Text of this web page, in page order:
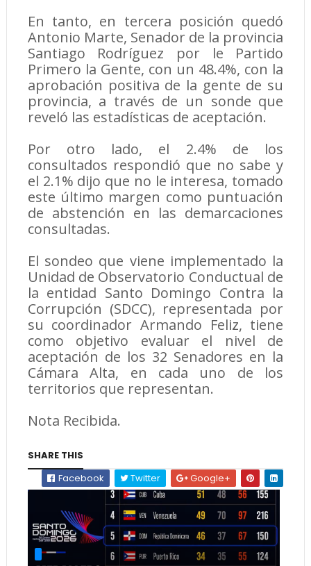
En tanto, en tercera posición quedó
Antonio Marte, Senador de la provincia
Santiago Rodríguez por le Partido
Primero la Gente, con un 48.4%, con la
aprobación positiva de la gente de su
provincia, a través de un sonde que
reveló las estadísticas de aceptación.
Por otro lado, el 2.4% de los
consultados respondió que no sabe y
el 2.1% dijo que no le interesa, tomado
este último margen como puntuación
de abstención en las demarcaciones
consultadas.
El sondeo que viene implementado la
Unidad de Observatorio Conductual de
la entidad Santo Domingo Contra la
Corrupción (SDCC), representada por
su coordinador Armando Feliz, tiene
como objetivo evaluar el nivel de
aceptación de los 32 Senadores en la
Cámara Alta, en cada uno de los
territorios que representan.
Nota Recibida.
SHARE THIS
Facebook
Twitter Google+